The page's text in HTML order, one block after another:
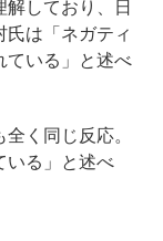
しており、日
は「ネガティ
ている」と述べ
く同じ反応。
いる」と述べ